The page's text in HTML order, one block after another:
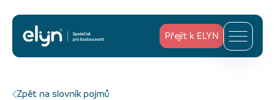
Přejít k ELYN
Zpět na slovník pojmů